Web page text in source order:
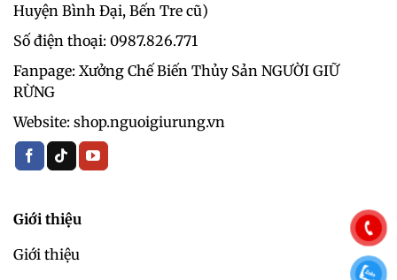
Huyện Bình Đại, Bến Tre cũ)
Số điện thoại: 0987.826.771‬
Fanpage: Xưởng Chế Biến Thủy Sản NGƯỜI GIỮ
RỪNG
Website: shop.nguoigiurung.vn
Giới thiệu
Giới thiệu